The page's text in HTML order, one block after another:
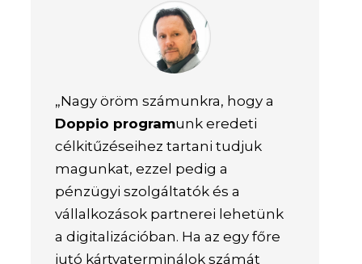
„Nagy öröm számunkra, hogy a
Doppio programunk eredeti
célkitűzéseihez tartani tudjuk
magunkat, ezzel pedig a
pénzügyi szolgáltatók és a
vállalkozások partnerei lehetünk
a digitalizációban. Ha az egy főre
jutó kártyaterminálok számát